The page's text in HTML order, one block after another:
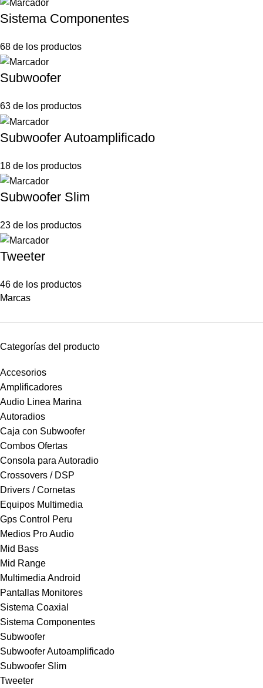
Sistema Componentes
68 de los productos
Subwoofer
63 de los productos
Subwoofer Autoamplificado
18 de los productos
Subwoofer Slim
23 de los productos
Tweeter
46 de los productos
Marcas
Categorías del producto
Accesorios
Amplificadores
Audio Linea Marina
Autoradios
Caja con Subwoofer
Combos Ofertas
Consola para Autoradio
Crossovers / DSP
Drivers / Cornetas
Equipos Multimedia
Gps Control Peru
Medios Pro Audio
Mid Bass
Mid Range
Multimedia Android
Pantallas Monitores
Sistema Coaxial
Sistema Componentes
Subwoofer
Subwoofer Autoamplificado
Subwoofer Slim
Tweeter